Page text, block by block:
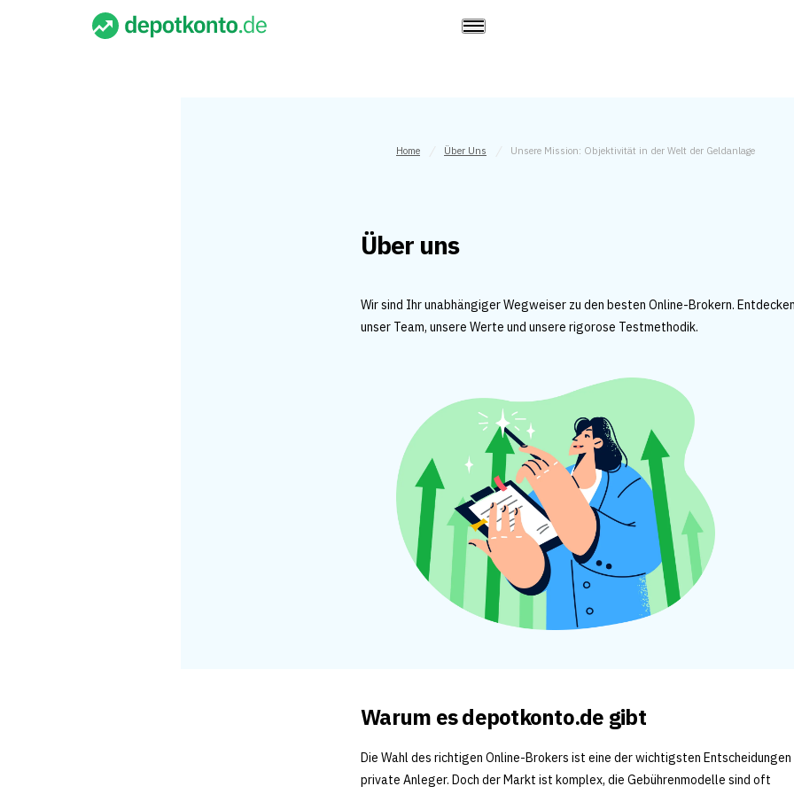
Home Über Uns Unsere Mission: Objektivität in der Welt der Geldanlage
Über uns
Wir sind Ihr unabhängiger Wegweiser zu den besten Online-Brokern.
unser Team, unsere Werte und unsere rigorose Testmethodik.
Warum es depotkonto.de gibt
Die Wahl des richtigen Online-Brokers ist eine der wichtigsten
private Anleger. Doch der Markt ist komplex, die Gebührenmodelle sind oft